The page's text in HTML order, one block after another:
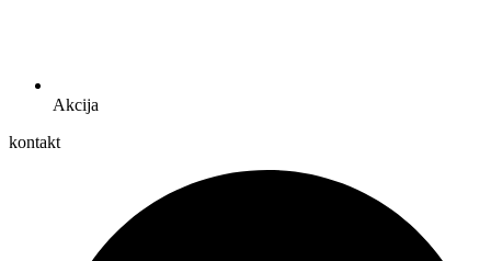
Akcija
kontakt